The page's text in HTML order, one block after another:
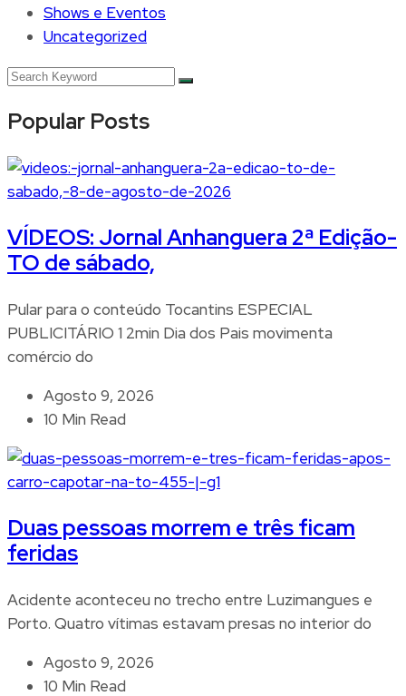
Shows e Eventos
Uncategorized
Popular Posts
VÍDEOS: Jornal Anhanguera 2ª Edição-
TO de sábado,
Pular para o conteúdo Tocantins ESPECIAL
PUBLICITÁRIO 1 2min Dia dos Pais movimenta
comércio do
Agosto 9, 2026
10 Min Read
Duas pessoas morrem e três ficam
feridas
Acidente aconteceu no trecho entre Luzimangues e
Porto. Quatro vítimas estavam presas no interior do
Agosto 9, 2026
10 Min Read